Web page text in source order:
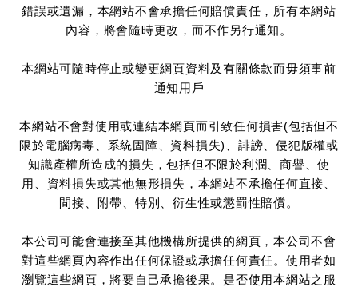
錯誤或遺漏，本網站不會承擔任何賠償責任，所有本網站
內容，將會隨時更改，而不作另行通知。
本網站可隨時停止或變更網頁資料及有關條款而毋須事前
通知用戶
本網站不會對使用或連結本網頁而引致任何損害(包括但不
限於電腦病毒、系統固障、資料損失)、誹謗、侵犯版權或
知識產權所造成的損失，包括但不限於利潤、商譽、使
用、資料損失或其他無形損失，本網站不承擔任何直接、
間接、附帶、特別、衍生性或懲罰性賠償。
本公司可能會連接至其他機構所提供的網頁，本公司不會
對這些網頁內容作出任何保證或承擔任何責任。使用者如
瀏覽這些網頁，將要自己承擔後果。是否使用本網站之服